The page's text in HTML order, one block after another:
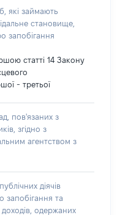
які займають
становище,
запобігання
статті 14 Закону
- третьої
пов'язаних з
згідно з
агентством з
діячів
запобігання та
доходів, одержаних